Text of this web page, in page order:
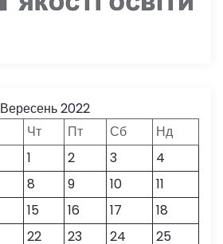
Вересень 2022
Чт Пт Сб
Нд
1
2 3
4
8 9 10
11
15 16 17
18
22 23 24 25